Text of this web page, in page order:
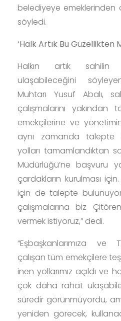
belediyeye emeklerinden
söyledi.
‘Halk Artık Bu Güzellikten
Halkın artık sahilin
ulaşabileceğini
Muhtarı Yusuf Abalı,
çalışmalarını
emekçilerine ve
aynı zamanda talepte
yolları tamamlandıktan
Müdürlüğü’ne başvuru
çardakların kurulması
için de talepte
çalışmalarına biz
vermek istiyoruz,” dedi.
“Eşbaşkanlarımıza ve
çalışan tüm emekçilere
inen yollarımız açıldı ve
çok daha rahat
süredir görünmüyordu,
yeniden görecek,